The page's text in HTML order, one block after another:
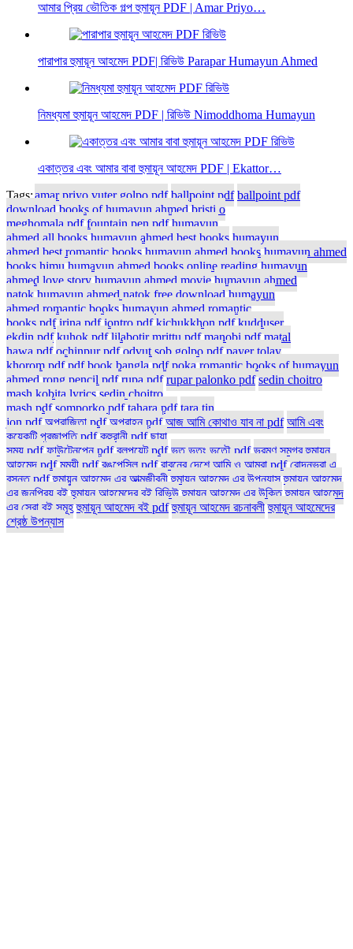
আমার প্রিয় ভৌতিক গল্প হুমায়ূন PDF | Amar Priyo…
পারাপার হুমায়ূন আহমেদ PDF| রিভিউ Parapar Humayun Ahmed
নিমধ্যমা হুমায়ূন আহমেদ PDF | রিভিউ Nimoddhoma Humayun
একাত্তর এবং আমার বাবা হুমায়ূন আহমেদ PDF | Ekattor…
Tags:amar priyo vuter golpo pdf ballpoint pdf ballpoint pdf
download books of humayun ahmed bristi o
meghomala pdf fountain pen pdf humayun
ahmed all books humayun ahmed best books humayun
ahmed best romantic books humayun ahmed books humayun ahmed
books himu humayun ahmed books online reading humayun
ahmed love story humayun ahmed movie humayun ahmed
natok humayun ahmed natok free download humayun
ahmed romantic books humayun ahmed romantic
books pdf irina pdf jontro pdf kichukkhon pdf kudduser
ekdin pdf kuhok pdf lilabotir mrittu pdf manobi pdf matal
hawa pdf ochinpur pdf odvut sob golpo pdf payer tolay
khorom pdf pdf book bangla pdf poka romantic books of humayun
ahmed rong pencil pdf rupa pdf rupar palonko pdf sedin choitro
mash kobita lyrics sedin choitro
mash pdf somporko pdf tahara pdf tara tin
jon pdf অপরাজিতা pdf অপরাহ্ন pdf আজ আমি কোথাও যাব না pdf আমি এবং
কয়েকটি প্রজাপতি pdf কুহুরানী pdf ছায়া
সময় pdf ফাউন্টেনপেন pdf বলপয়েন্ট pdf ভূত ভুতং ভূতৌ pdf ভ্রমণ সমগ্র হুমায়ূন
আহমেদ pdf মৃন্ময়ী pdf রঙপেন্সিল pdf রাবনের দেশে আমি ও আমরা pdf রোদনভরা এ
বসন্ত pdf হুমায়ুন আহমেদ এর আত্মজীবনী হুমায়ুন আহমেদ এর উপন্যাস হুমায়ুন আহমেদ
এর জনপ্রিয় বই হুমায়ুন আহমেদের বই রিভিউ হুমায়ূন আহমেদ এর উক্তি হুমায়ূন আহমেদ
এর সেরা বই সমূহ হুমায়ূন আহমেদ বই pdf হুমায়ূন আহমেদ রচনাবলী হুমায়ূন আহমেদের
শ্রেষ্ঠ উপন্যাস